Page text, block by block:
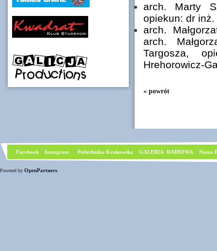
arch. Marty
opiekun: dr
arch.
arch.
Targosza,
Hrehorowicz-
« powrót
Facebook Instagram Poliechnika Krakowska GALERIA RADIOWA Nasza
Powered by OpenPartners